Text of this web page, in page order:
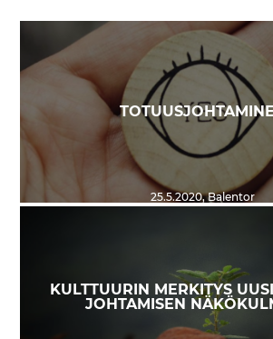
25.5.2020,Balentor
KULTTUURIN MERKITYS
JOHTAMISEN